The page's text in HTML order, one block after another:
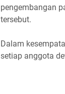
pengembangan
tersebut.
Dalam
setiap anggota